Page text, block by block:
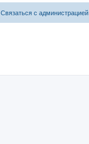
Связаться с администрацией